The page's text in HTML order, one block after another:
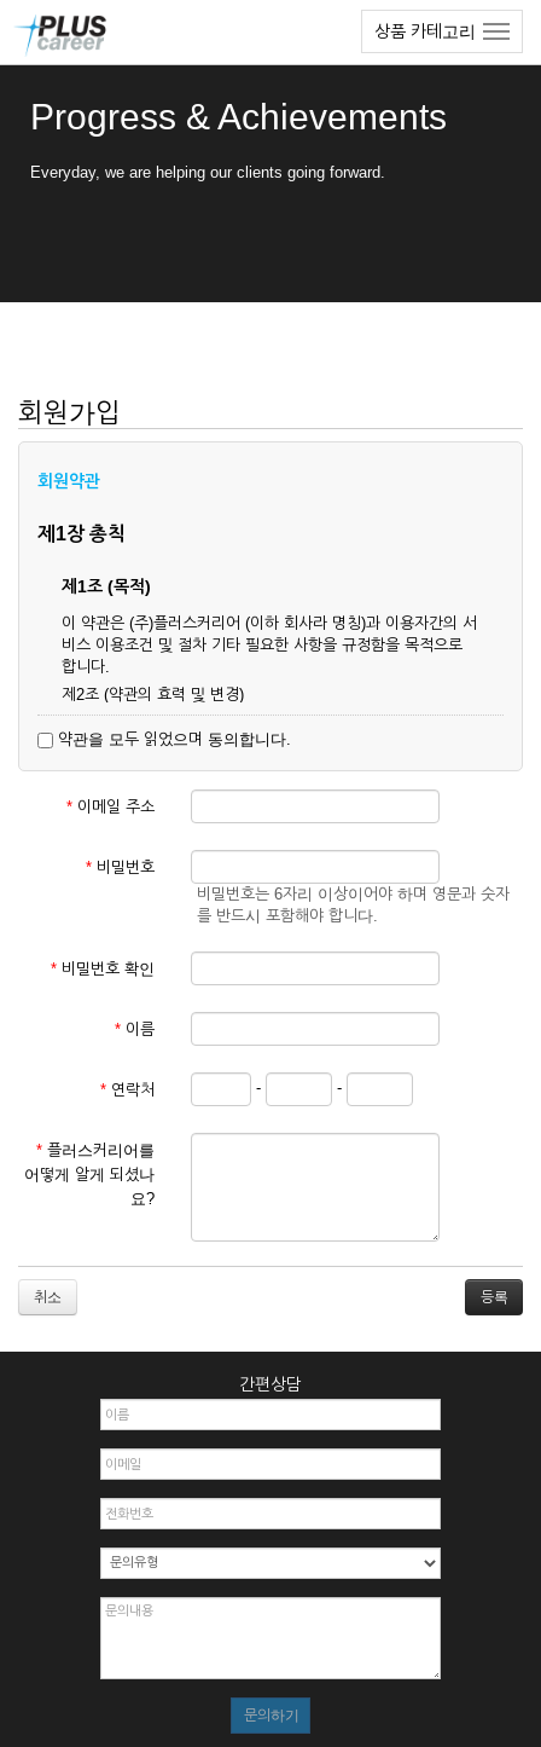
상품 카테고리
Progress & Achievements
Everyday, we are helping our clients going forward.
회원가입
회원약관
제1장 총칙
제1조 (목적)
이 약관은 (주)플러스커리어 (이하 회사라 명칭)과 이용자간의 서
비스 이용조건 및 절차 기타 필요한 사항을 규정함을 목적으로
합니다.
제2조 (약관의 효력 및 변경)
업상 중요 하거나 합리적인 사유가 발생할 경우 온라인 공사를
통하여 변경할 수 있습니다.
② 회원은 변경된 약관에 동의하지 않을 경우 서비스 이용을 중
단하고 이용계약을 해지할 수 있습니다. 약관의 효력 발생일 이
것으로 간주됩니다.
제3조 (약관의 외 준칙)
관계법령의 규정에 따릅니다.
① 서비스 이용계약은 서비스 이용 희망자가 본 약관에 동의한
를 심사, 승낙함으로써 성립하며, 회사는 신청자의 실명 확인 절
차를 밟을 수 있습니다.
② 회원가입시 입력한 ID는 변경할 수 없으며, 회원 1인당 한 개
의 ID가 발급됩니다. 부득이한 경우로 인해 변경하고자 하는 경
거절하거나 취소할 수 있으며, 실명으로 등록하지 않은 자의 일
2. 개인정보를 허위로 기재하여 신청할 경우
3. 경쟁 관게에 있는 이용자가 신청할 경우
4. 타인의 서비스 이용을 방해하거나, 정보를 도용한 경우
6. 이용자가 영업활동 또는 부정한 용도로 본 서비스를 이용할
7. 회사의 정보를 사전 승낙 없이 전재, 변조, 복사하여 이용하
8. 기타 회사가 정한 제반 사항을 위반하며 신청하는 경우
제5조 (서비스의 이용 및 중지)
② 시스템 점검, 교체 및 고장, 기술적인 이유, 국가비상사태, 정
스가 불가능할 경우 회사는 사전 공지나 예고 없이 서비스의 전
부 또는 일부를 일시적 또는 영구적으로 중지할 수 있습니다.
약관을 모두 읽었으며 동의합니다.
* 이메일 주소
* 비밀번호
비밀번호는 6자리 이상이어야 하며 영문과 숫자
를 반드시 포함해야 합니다.
* 비밀번호 확인
* 이름
* 연락처 - -
* 플러스커리어를
어떻게 알게 되셨나
요?
취소
간편상담